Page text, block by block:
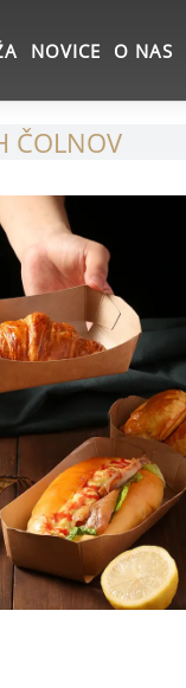
NOVICE O NAS
ČOLNOV